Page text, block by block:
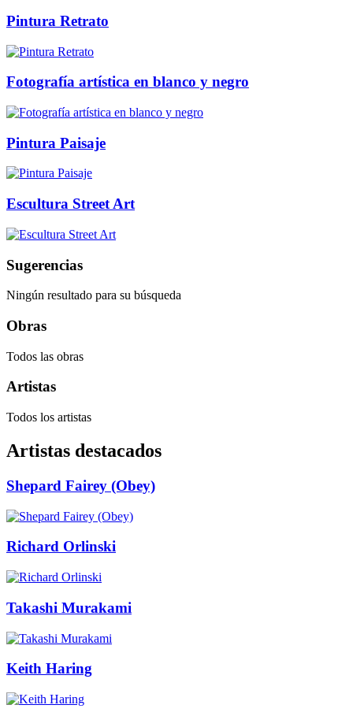
Pintura Retrato
Fotografía artística en blanco y negro
Pintura Paisaje
Escultura Street Art
Sugerencias
Ningún resultado para su búsqueda
Obras
Todos las obras
Artistas
Todos los artistas
Artistas destacados
Shepard Fairey (Obey)
Richard Orlinski
Takashi Murakami
Keith Haring